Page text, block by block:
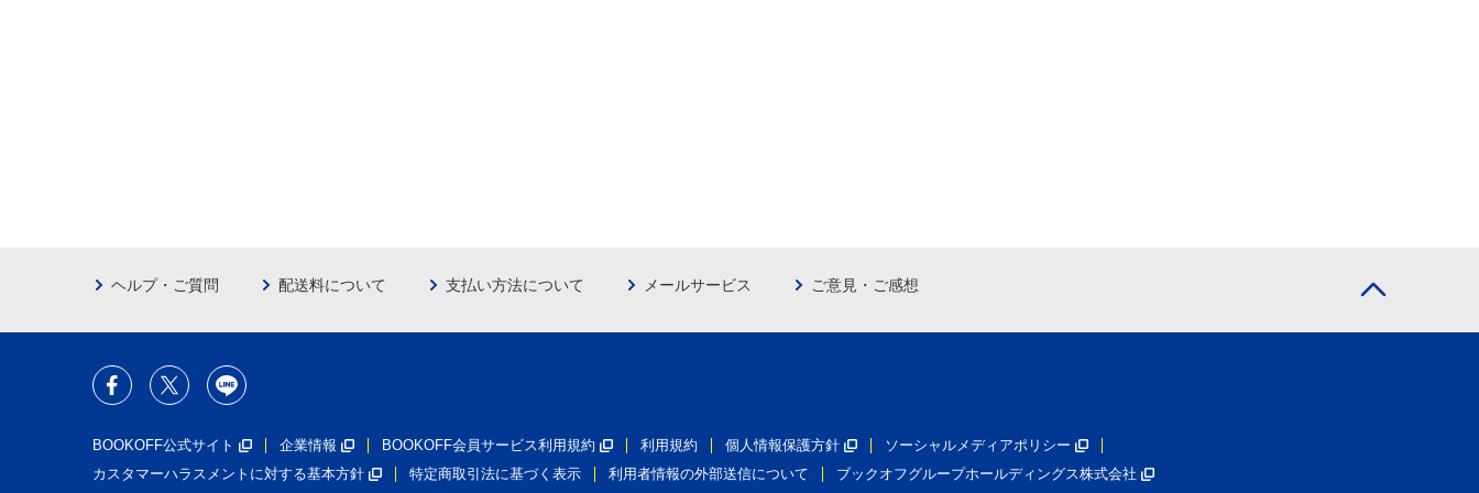
ヘルプ・ご質問 配送料について 支払い方法について メールサービス ご意見・ご感想
BOOKOFF公式サイト 企業情報 BOOKOFF会員サービス利用規約 利用規約 個人情報保護方針
ソーシャルメディアポリシー
カスタマーハラスメントに対する基本方針
特定商取引法に基づく表示 利用者情報の外部送信について ブックオフグループホールディングス株式会社